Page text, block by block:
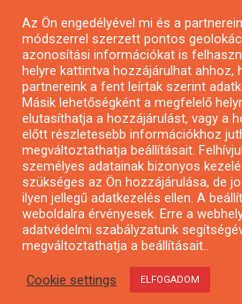
Pályázatok magánszemélyeknek
Pályázatok civil szervezeteknek
Pályázatok vállalkozásoknak
Önkormányzati pályázatok
Mezőgazdasági pályázatok
Falusi turizmus pályázatok
Napelem pályázatok
GINOP pályázatok
Copyright © All rights
Az Ön engedélyével mi és a
módszerrel szerzett pontos
azonosítási információkat is
helyre kattintva hozzájárulhat ahhoz,
partnereink a fent leírtak szerint
Másik lehetőségként a megfelelő
elutasíthatja a hozzájárulást, vagy a
előtt részletesebb információkhoz
megváltoztathatja beállításait.
személyes adatainak bizonyos
szükséges az Ön hozzájárulása, de
ilyen jellegű adatkezelés ellen. A
weboldalra érvényesek. Erre a
adatvédelmi szabályzatunk
megváltoztathatja a beállításait..
Cookie settings ELFOGADOM